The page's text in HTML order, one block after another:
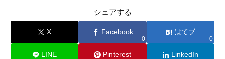
シェアする
X Facebook
0
はてブ
0
LINE Pinterest LinkedIn